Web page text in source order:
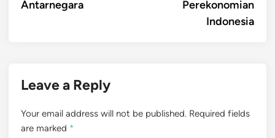
Antarnegara
Perekonomian
Indonesia
Leave a Reply
Your email address will not be published. Required fields
are marked *